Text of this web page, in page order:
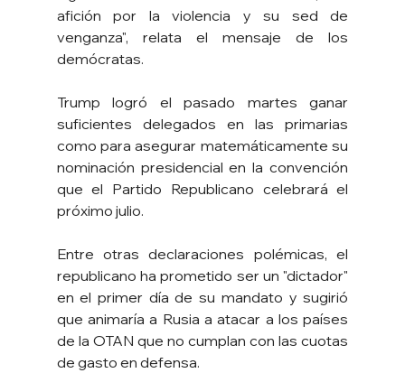
afición por la violencia y su sed de
venganza", relata el mensaje de los
demócratas.
Trump logró el pasado martes ganar
suficientes delegados en las primarias
como para asegurar matemáticamente su
nominación presidencial en la convención
que el Partido Republicano celebrará el
próximo julio.
Entre otras declaraciones polémicas, el
republicano ha prometido ser un "dictador"
en el primer día de su mandato y sugirió
que animaría a Rusia a atacar a los países
de la OTAN que no cumplan con las cuotas
de gasto en defensa.